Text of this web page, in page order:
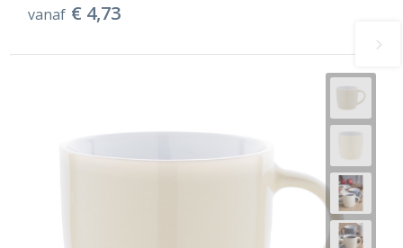
vanaf € 4,73